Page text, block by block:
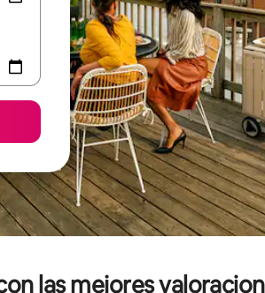
las mejores